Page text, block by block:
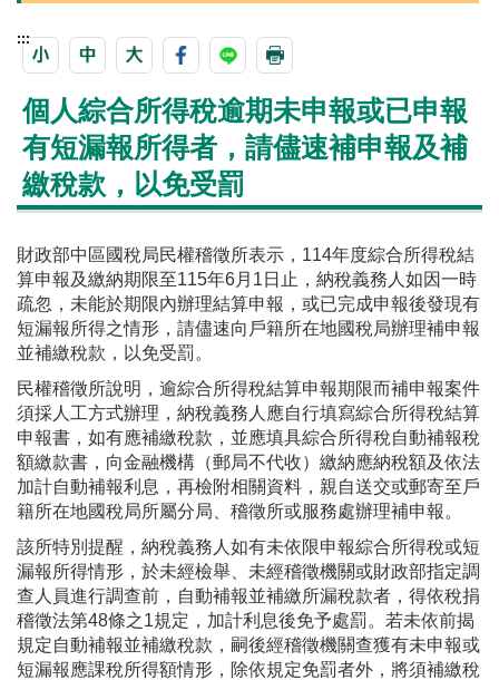
:::
個人綜合所得稅逾期未申報或已申報
有短漏報所得者，請儘速補申報及補
繳稅款，以免受罰
財政部中區國稅局民權稽徵所表示，114年度綜合所得稅結
算申報及繳納期限至115年6月1日止，納稅義務人如因一時
疏忽，未能於期限內辦理結算申報，或已完成申報後發現有
短漏報所得之情形，請儘速向戶籍所在地國稅局辦理補申報
並補繳稅款，以免受罰。
民權稽徵所說明，逾綜合所得稅結算申報期限而補申報案件
須採人工方式辦理，納稅義務人應自行填寫綜合所得稅結算
申報書，如有應補繳稅款，並應填具綜合所得稅自動補報稅
額繳款書，向金融機構（郵局不代收）繳納應納稅額及依法
加計自動補報利息，再檢附相關資料，親自送交或郵寄至戶
籍所在地國稅局所屬分局、稽徵所或服務處辦理補申報。
該所特別提醒，納稅義務人如有未依限申報綜合所得稅或短
漏報所得情形，於未經檢舉、未經稽徵機關或財政部指定調
查人員進行調查前，自動補報並補繳所漏稅款者，得依稅捐
稽徵法第48條之1規定，加計利息後免予處罰。若未依前揭
規定自動補報並補繳稅款，嗣後經稽徵機關查獲有未申報或
短漏報應課稅所得額情形，除依規定免罰者外，將須補繳稅